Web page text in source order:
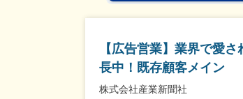
【広告営業】業界で愛
長中！既存顧客メイン
株式会社産業新聞社